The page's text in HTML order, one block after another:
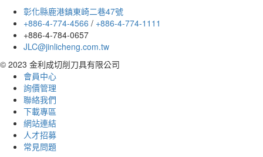
彰化縣鹿港鎮東崎二巷47號
+886-4-774-4566 / +886-4-774-1111
+886-4-784-0657
JLC@jinlicheng.com.tw
© 2023 金利成切削刀具有限公司
會員中心
詢價管理
聯絡我們
下載專區
網站連結
人才招募
常見問題